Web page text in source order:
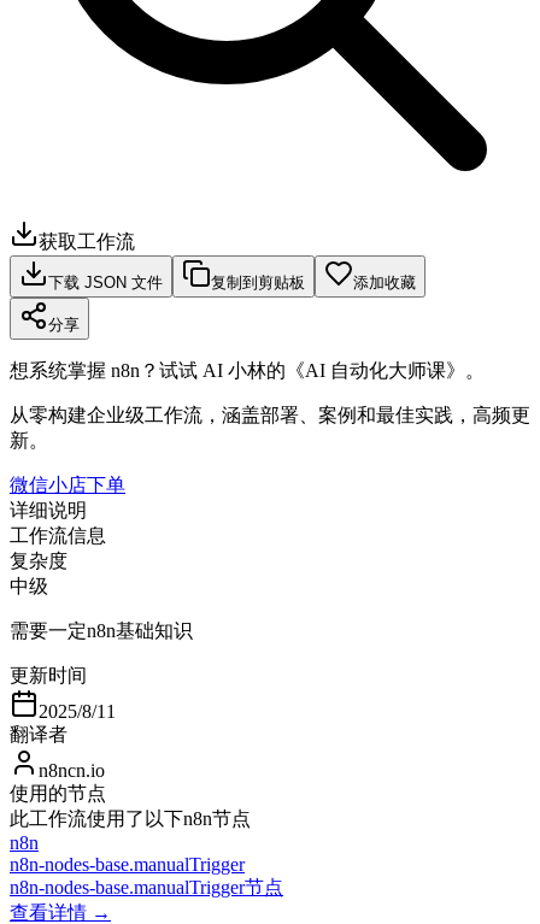
获取工作流
下载 JSON 文件 复制到剪贴板 添加收藏
分享
想系统掌握 n8n？试试 AI 小林的《AI 自动化大师课》。
从零构建企业级工作流，涵盖部署、案例和最佳实践，高频更
新。
微信小店下单
详细说明
工作流信息
复杂度
中级
需要一定n8n基础知识
更新时间
2025/8/11
翻译者
n8ncn.io
使用的节点
此工作流使用了以下n8n节点
n8n
n8n-nodes-base.manualTrigger
n8n-nodes-base.manualTrigger节点
查看详情 →